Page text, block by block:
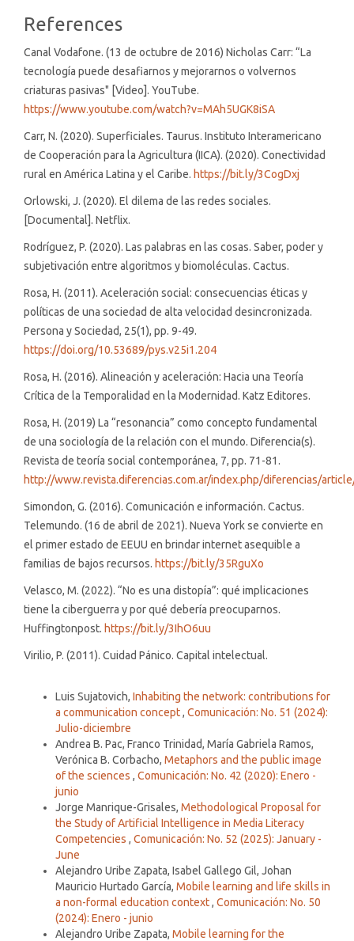
References
Canal Vodafone. (13 de octubre de 2016) Nicholas Carr: “La
tecnología puede desafiarnos y mejorarnos o volvernos
criaturas pasivas" [Video]. YouTube.
https://www.youtube.com/watch?v=MAh5UGK8iSA
Carr, N. (2020). Superficiales. Taurus. Instituto Interamericano
de Cooperación para la Agricultura (IICA). (2020). Conectividad
rural en América Latina y el Caribe. https://bit.ly/3CogDxj
Orlowski, J. (2020). El dilema de las redes sociales.
[Documental]. Netflix.
Rodríguez, P. (2020). Las palabras en las cosas. Saber, poder y
subjetivación entre algoritmos y biomoléculas. Cactus.
Rosa, H. (2011). Aceleración social: consecuencias éticas y
políticas de una sociedad de alta velocidad desincronizada.
Persona y Sociedad, 25(1), pp. 9-49.
https://doi.org/10.53689/pys.v25i1.204
Rosa, H. (2016). Alineación y aceleración: Hacia una Teoría
Crítica de la Temporalidad en la Modernidad. Katz Editores.
Rosa, H. (2019) La “resonancia” como concepto fundamental
de una sociología de la relación con el mundo. Diferencia(s).
Revista de teoría social contemporánea, 7, pp. 71-81.
http://www.revista.diferencias.com.ar/index.php/diferencias/
Simondon, G. (2016). Comunicación e información. Cactus.
Telemundo. (16 de abril de 2021). Nueva York se convierte en
el primer estado de EEUU en brindar internet asequible a
familias de bajos recursos. https://bit.ly/35RguXo
Velasco, M. (2022). “No es una distopía”: qué implicaciones
tiene la ciberguerra y por qué debería preocuparnos.
Huffingtonpost. https://bit.ly/3IhO6uu
Virilio, P. (2011). Cuidad Pánico. Capital intelectual.
Luis Sujatovich, Inhabiting the network: contributions for
a communication concept, Comunicación: No. 51 (2024):
Julio-diciembre
Andrea B. Pac, Franco Trinidad, María Gabriela Ramos,
Verónica B. Corbacho, Metaphors and the public image
of the sciences , Comunicación: No. 42 (2020): Enero -
junio
Jorge Manrique-Grisales, Methodological Proposal for
the Study of Artificial Intelligence in Media Literacy
Competencies , Comunicación: No. 52 (2025): January -
June
Alejandro Uribe Zapata, Isabel Gallego Gil, Johan
Mauricio Hurtado García, Mobile learning and life skills in
a non-formal education context, Comunicación: No. 50
(2024): Enero - junio
Alejandro Uribe Zapata, Mobile learning for the